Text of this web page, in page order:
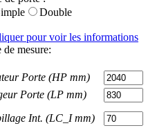
Double
de mesure:
Porte (HP mm)
Porte (LP mm)
Int. (LC_I mm)